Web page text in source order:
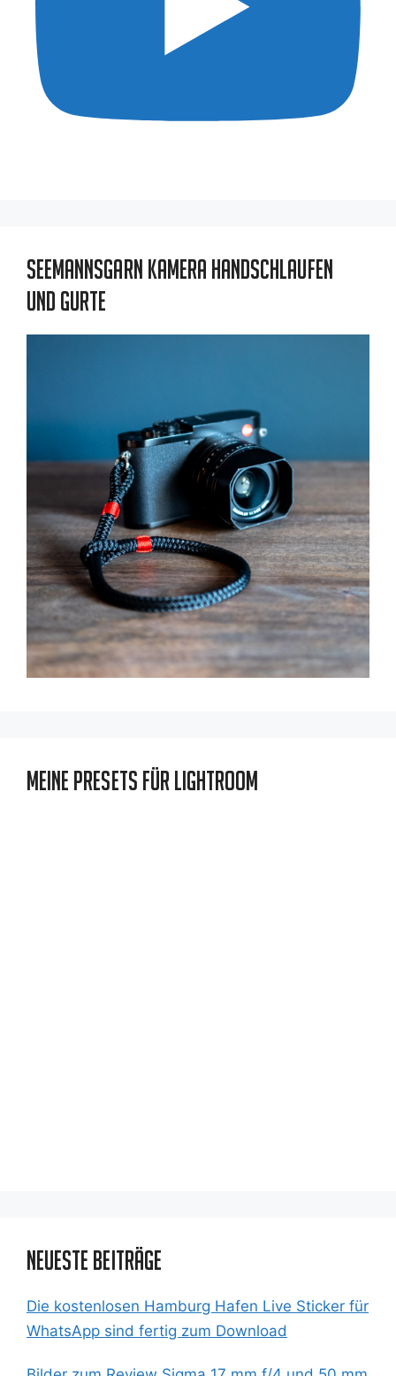
Seemannsgarn Kamera Handschlaufen
und Gurte
Meine Presets für Lightroom
Neueste Beiträge
Die kostenlosen Hamburg Hafen Live Sticker für
WhatsApp sind fertig zum Download